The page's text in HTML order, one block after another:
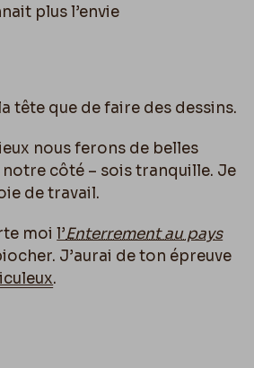
plus l’envie
tête que de faire des dessins.
nous ferons de belles
notre côté – sois tranquille. Je
de travail.
moil’Enterrement au pays
J’aurai de ton épreuve
.